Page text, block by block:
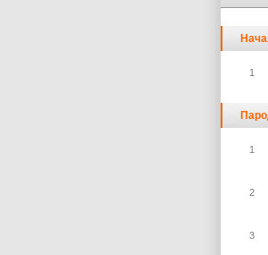
1
1
2
3